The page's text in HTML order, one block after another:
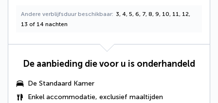
Andere verblijfsduur beschikbaar 3, 4, 5, 6, 7, 8, 9, 10, 11, 12,
13 of 14 nachten
De aanbieding die voor u is onderhandeld
De Standaard Kamer
Enkel accommodatie, exclusief maaltijden